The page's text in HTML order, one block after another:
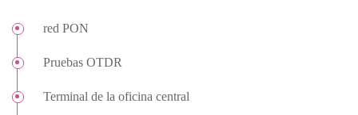
red PON
Pruebas OTDR
Terminal de la oficina central